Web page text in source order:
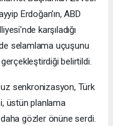
Erdoğan'ın, ABD
karşıladığı
selamlama uçuşunu
belirtildi.
senkronizasyon, Türk
üstün planlama
gözler önüne serdi.